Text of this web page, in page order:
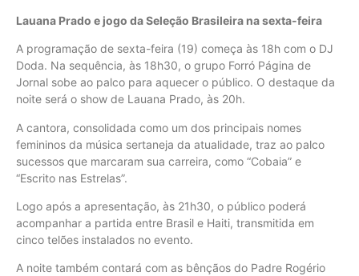
Lauana Prado e jogo da Seleção Brasileira na sexta-feira
A programação de sexta-feira (19) começa às 18h com o DJ
Doda. Na sequência, às 18h30, o grupo Forró Página de
Jornal sobe ao palco para aquecer o público. O destaque da
noite será o show de Lauana Prado, às 20h.
A cantora, consolidada como um dos principais nomes
femininos da música sertaneja da atualidade, traz ao palco
sucessos que marcaram sua carreira, como “Cobaia” e
“Escrito nas Estrelas”.
Logo após a apresentação, às 21h30, o público poderá
acompanhar a partida entre Brasil e Haiti, transmitida em
cinco telões instalados no evento.
A noite também contará com as bênçãos do Padre Rogério